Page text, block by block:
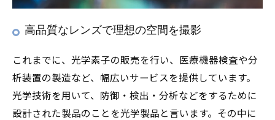
高品質なレンズで理想の空間を撮影
これまでに、光学素子の販売を行い、医療機器検査や分
析装置の製造など、幅広いサービスを提供しています。
光学技術を用いて、防御・検出・分析などをするために
設計された製品のことを光学製品と言います。その中に